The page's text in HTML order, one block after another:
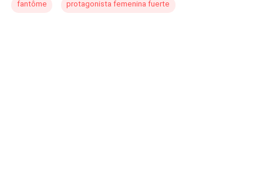
fantôme protagonista femenina fuerte